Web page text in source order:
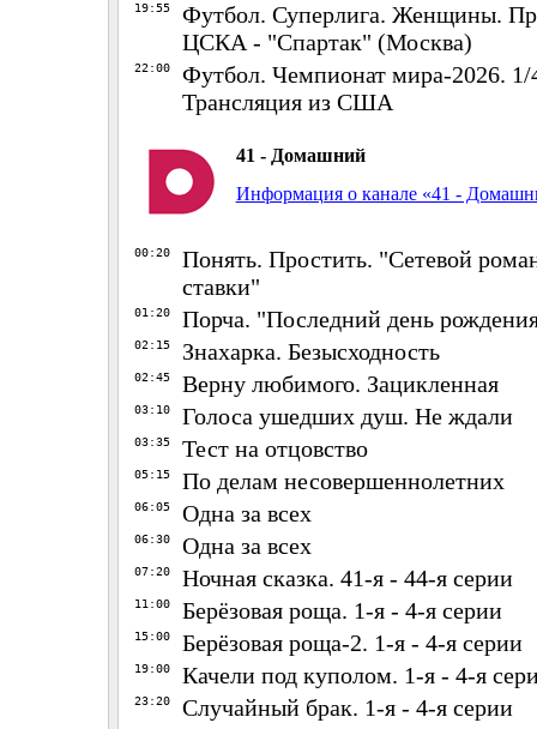
19:55
Футбол. Суперлига. Женщины.
ЦСКА - "Спартак" (Москва)
22:00
Футбол. Чемпионат мира-2026. 1/
Трансляция из США
41 - Домашний
Информация о канале «41 -
00:20
Понять. Простить. "Сетевой
ставки"
01:20 Порча. "Последний день
02:15 Знахарка. Безысходность
02:45 Верну любимого. Зацикленная
03:10 Голоса ушедших душ. Не ждали
03:35 Тест на отцовство
05:15 По делам несовершеннолетних
06:05 Одна за всех
06:30 Одна за всех
07:20 Ночная сказка. 41-я - 44-я серии
11:00 Берёзовая роща. 1-я - 4-я серии
15:00 Берёзовая роща-2. 1-я - 4-я серии
19:00 Качели под куполом. 1-я - 4-я
23:20 Случайный брак. 1-я - 4-я серии